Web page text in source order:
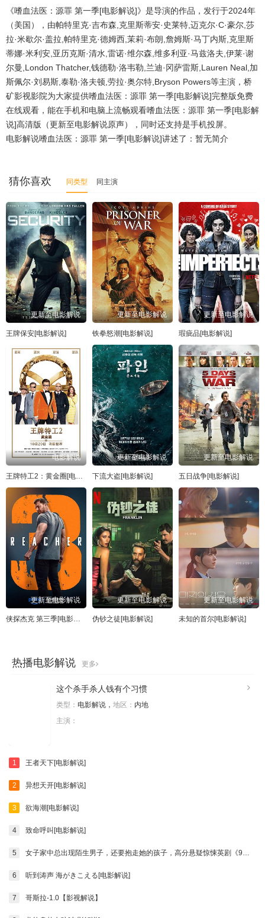
《嗜血法医：源罪 第一季[电影解说]》是导演的作品，发行于2024年
（美国），由帕特里克·吉布森,克里斯蒂安·史莱特,迈克尔·C·豪尔,莎
拉·米歇尔·盖拉,帕特里克·德姆西,茉莉·布朗,詹姆斯·马丁内斯,克里斯
蒂娜·米利安,亚历克斯·清水,雷诺·维尔森,维多利亚·马兹洛夫,伊莱·谢
尔曼,London Thatcher,钱德勒·洛韦勒,兰迪·冈萨雷斯,Lauren Neal,加
斯佩尔·刘易斯,泰勒·洛夫顿,劳拉·奥尔特,Bryson Powers等主演，桥
矿影视影院为大家提供嗜血法医：源罪 第一季[电影解说]完整版免费
在线观看，能在手机和电脑上流畅观看嗜血法医：源罪 第一季[电影解
说]高清版（更新至电影解说原声），同时还支持是手机投屏。
电影解说嗜血法医：源罪 第一季[电影解说]讲述了：暂无简介
猜你喜欢 同类型 同主演
更新至电影解说
王牌保安[电影解说]
更新至电影解说
铁拳怒潮[电影解说]
更新至电影解说
瑕疵品[电影解说]
电影解说
王牌特工2：黄金圈[电影解说]
更新至电影解说
下流大盗[电影解说]
更新至电影解说
五日战争[电影解说]
更新至电影解说
侠探杰克 第三季[电影解说]
更新至电影解说
伪钞之徒[电影解说]
更新至电影解说
未知的首尔[电影解说]
热播电影解说 更多
这个杀手杀人钱有个习惯
类型： 电影解说， 地区： 内地
主演：
1 王者天下[电影解说]
2 异想天开[电影解说]
3 欲海潮[电影解说]
4 致命呼叫[电影解说]
5 女子家中总出现陌生男子，还要抱走她的孩子，高分悬疑惊悚英剧《9号秘事》
6 听到涛声 海がきこえる[电影解说]
7 哥斯拉-1.0【影视解说】